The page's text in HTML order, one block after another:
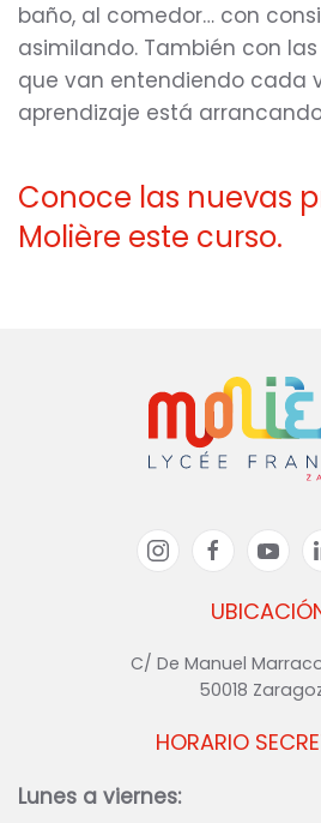
baño, al comedor… con
asimilando. También con
que van entendiendo cada
aprendizaje está
Conoce las nuevas
Molière este curso.
C/ De Manuel
50018
HORARIO
Lunes a viernes: